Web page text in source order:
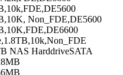
Non_FDE,DE5600
NAS HarddriveSATA